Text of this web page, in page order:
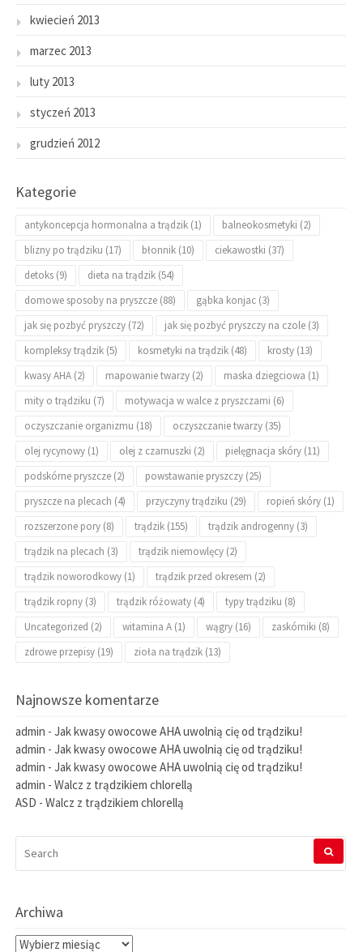
kwiecień 2013
marzec 2013
luty 2013
styczeń 2013
grudzień 2012
Kategorie
antykoncepcja hormonalna a trądzik (1) balneokosmetyki (2)
blizny po trądziku (17) błonnik (10) ciekawostki (37)
detoks (9) dieta na trądzik (54)
domowe sposoby na pryszcze (88) gąbka konjac (3)
jak się pozbyć pryszczy (72) jak się pozbyć pryszczy na czole (3)
kompleksy trądzik (5) kosmetyki na trądzik (48) krosty (13)
kwasy AHA (2) mapowanie twarzy (2) maska dziegciowa (1)
mity o trądziku (7) motywacja w walce z pryszczami (6)
oczyszczanie organizmu (18) oczyszczanie twarzy (35)
olej rycynowy (1) olej z czarnuszki (2) pielęgnacja skóry (11)
podskórne pryszcze (2) powstawanie pryszczy (25)
pryszcze na plecach (4) przyczyny trądziku (29) ropień skóry (1)
rozszerzone pory (8) trądzik (155) trądzik androgenny (3)
trądzik na plecach (3) trądzik niemowlęcy (2)
trądzik noworodkowy (1) trądzik przed okresem (2)
trądzik ropny (3) trądzik różowaty (4) typy trądziku (8)
Uncategorized (2) witamina A (1) wągry (16) zaskórniki (8)
zdrowe przepisy (19) zioła na trądzik (13)
Najnowsze komentarze
admin - Jak kwasy owocowe AHA uwolnią cię od trądziku!
admin - Jak kwasy owocowe AHA uwolnią cię od trądziku!
admin - Jak kwasy owocowe AHA uwolnią cię od trądziku!
admin - Walcz z trądzikiem chlorellą
ASD - Walcz z trądzikiem chlorellą
FOR:
Archiwa
Archiwa